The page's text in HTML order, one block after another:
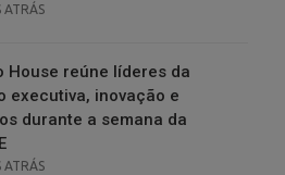
ATRÁS
House reúne líderes da
executiva, inovação e
durante a semana da
ATRÁS